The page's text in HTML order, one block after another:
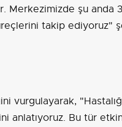
Merkezimizde şu anda
takip ediyoruz"
vurgulayarak,
anlatıyoruz. Bu tür